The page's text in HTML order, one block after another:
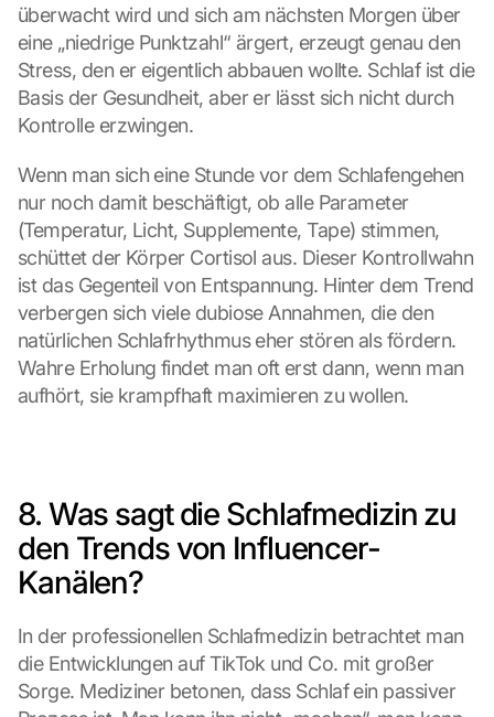
überwacht wird und sich am nächsten Morgen über
eine „niedrige Punktzahl“ ärgert, erzeugt genau den
Stress, den er eigentlich abbauen wollte. Schlaf ist die
Basis der Gesundheit, aber er lässt sich nicht durch
Kontrolle erzwingen.
Wenn man sich eine Stunde vor dem Schlafengehen
nur noch damit beschäftigt, ob alle Parameter
(Temperatur, Licht, Supplemente, Tape) stimmen,
schüttet der Körper Cortisol aus. Dieser Kontrollwahn
ist das Gegenteil von Entspannung. Hinter dem Trend
verbergen sich viele dubiose Annahmen, die den
natürlichen Schlafrhythmus eher stören als fördern.
Wahre Erholung findet man oft erst dann, wenn man
aufhört, sie krampfhaft maximieren zu wollen.
8. Was sagt die Schlafmedizin zu
den Trends von Influencer-
Kanälen?
In der professionellen Schlafmedizin betrachtet man
die Entwicklungen auf TikTok und Co. mit großer
Sorge. Mediziner betonen, dass Schlaf ein passiver